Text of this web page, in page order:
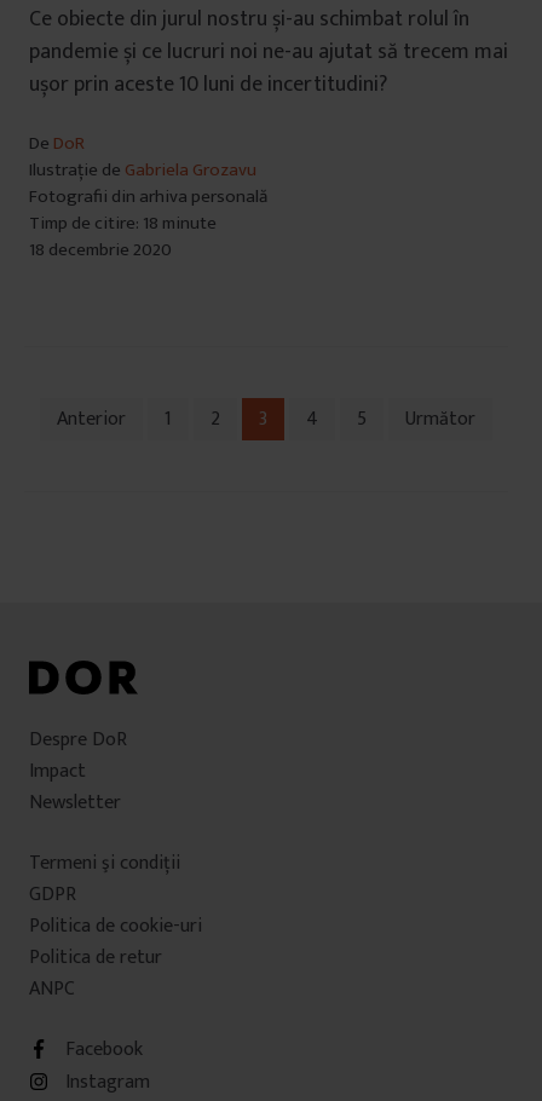
Ce obiecte din jurul nostru și-au schimbat rolul în
pandemie și ce lucruri noi ne-au ajutat să trecem mai
ușor prin aceste 10 luni de incertitudini?
De DoR
Ilustrație de Gabriela Grozavu
Fotografii din arhiva personală
Timp de citire: 18 minute
18 decembrie 2020
Navigare
Anterior 1 2 3 4 5 Următor
Despre DoR
Impact
Newsletter
Termeni şi condiţii
GDPR
Politica de cookie-uri
Politica de retur
ANPC
Facebook
Instagram